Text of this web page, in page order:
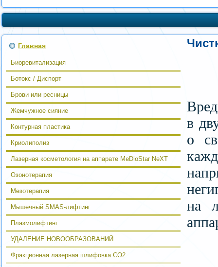
Главная
Биоревитализация
Ботокс / Диспорт
Брови или ресницы
Жемчужное сияние
Контурная пластика
Криолиполиз
Лазерная косметология на аппарате MeDioStar NeXT
Озонотерапия
Мезотерапия
Мышечный SMAS-лифтинг
Плазмолифтинг
УДАЛЕНИЕ НОВООБРАЗОВАНИЙ
Фракционная лазерная шлифовка CO2
в
о
на